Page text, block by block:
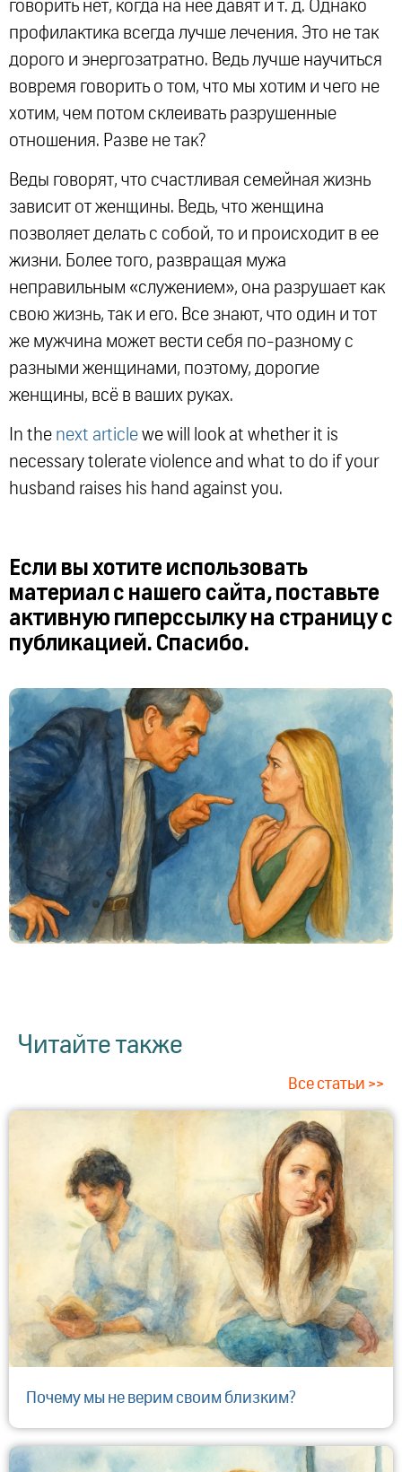
говорить нет, когда на нее давят и т. д. Однако
профилактика всегда лучше лечения. Это не так
дорого и энергозатратно. Ведь лучше научиться
вовремя говорить о том, что мы хотим и чего не
хотим, чем потом склеивать разрушенные
отношения. Разве не так?
Веды говорят, что счастливая семейная жизнь
зависит от женщины. Ведь, что женщина
позволяет делать с собой, то и происходит в ее
жизни. Более того, развращая мужа
неправильным «служением», она разрушает как
свою жизнь, так и его. Все знают, что один и тот
же мужчина может вести себя по-разному с
разными женщинами, поэтому, дорогие
женщины, всё в ваших руках.
In the next article we will look at whether it is
necessary tolerate violence and what to do if your
husband raises his hand against you.
Если вы хотите использовать
материал с нашего сайта, поставьте
активную гиперссылку на страницу с
публикацией. Спасибо.
Читайте также
Все статьи >>
Почему мы не верим своим близким?